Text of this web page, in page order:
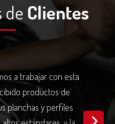
de Clientes
a trabajar con esta
productos de
planchas y perfiles